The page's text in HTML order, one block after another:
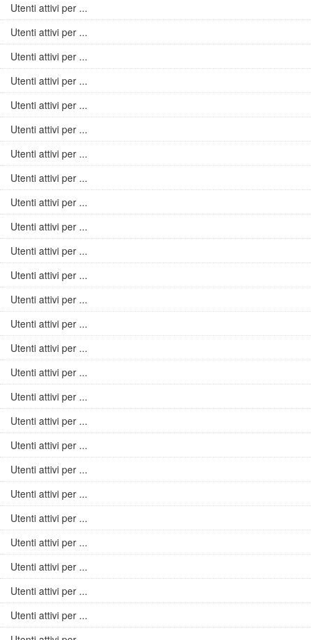
Utenti attivi per ...
Utenti attivi per ...
Utenti attivi per ...
Utenti attivi per ...
Utenti attivi per ...
Utenti attivi per ...
Utenti attivi per ...
Utenti attivi per ...
Utenti attivi per ...
Utenti attivi per ...
Utenti attivi per ...
Utenti attivi per ...
Utenti attivi per ...
Utenti attivi per ...
Utenti attivi per ...
Utenti attivi per ...
Utenti attivi per ...
Utenti attivi per ...
Utenti attivi per ...
Utenti attivi per ...
Utenti attivi per ...
Utenti attivi per ...
Utenti attivi per ...
Utenti attivi per ...
Utenti attivi per ...
Utenti attivi per ...